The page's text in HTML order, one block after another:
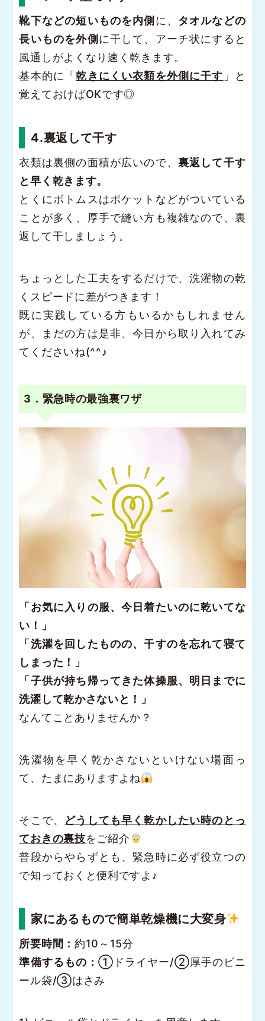
靴下などの短いものを内側 に、 タオルなどの
長いものを外側 に干して、アーチ状にすると
風通しがよくなり速く乾きます。
基本的に「乾きにくい衣類を外側に干す 」と
覚えておけばOKです◎
4.裏返して干す
衣類は裏側の面積が広いので、 裏返して干す
と早く乾きます。
とくにボトムスはポケットなどがついている
ことが多く、厚手で縫い方も複雑なので、裏
返して干しましょう。
ちょっとした工夫をするだけで、洗濯物の乾
くスピードに差がつきます！
既に実践している方もいるかもしれません
が、まだの方は是非、今日から取り入れてみ
てくださいね(^^♪
3．緊急時の最強裏ワザ
「お気に入りの服、今日着たいのに乾いてな
い！」
「洗濯を回したものの、干すのを忘れて寝て
しまった！」
「子供が持ち帰ってきた体操服、明日までに
洗濯して乾かさないと！」
なんてことありませんか？
洗濯物を早く乾かさないといけない場面っ
て、たまにありますよね
そこで、 どうしても早く乾かしたい時のとっ
ておきの裏技をご紹介
普段からやらずとも、緊急時に必ず役立つの
で知っておくと便利ですよ♪
家にあるもので簡単乾燥機に大変身
所要時間： 約10～15分
準備するもの： ①ドライヤー/②厚手のビニ
ール袋/③はさみ